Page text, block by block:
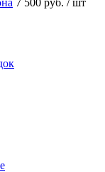
7 500 руб. / шт